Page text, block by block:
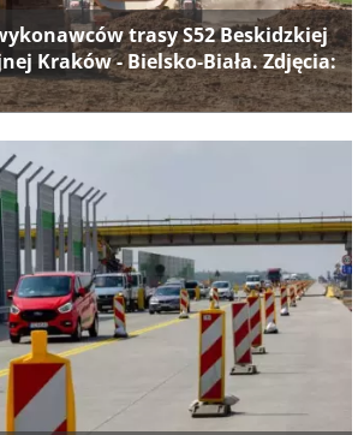
trasy S52 Beskidzkiej
Kraków - Bielsko-Biała. Zdjęcia: